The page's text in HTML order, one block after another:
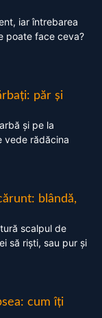
iar întrebarea
poate face ceva?
păr și
și pe la
vede rădăcina
blândă,
scalpul de
să riști, sau pur și
cum îți